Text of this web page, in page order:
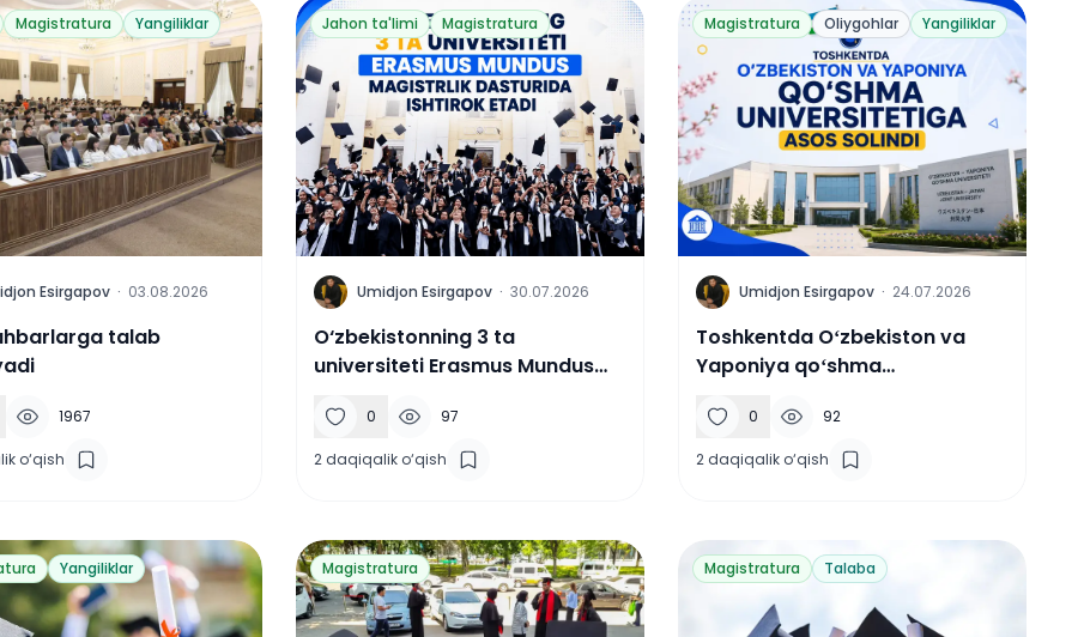
Magistratura Yangiliklar
Esirgapov · 03.08.2026
talab
1967
o‘qish
Jahon ta'limi Magistratura
U Umidjon Esirgapov · 30.07.2026
O‘zbekistonning 3 ta
universiteti Erasmus Mundus
etadi
0 97
2 daqiqalik o‘qish
Magistratura Oliygohlar Yangiliklar
U Umidjon Esirgapov · 24.07.2026
Toshkentda Oʻzbekiston va
Yaponiya qoʻshma
0 92
2 daqiqalik o‘qish
Yangiliklar Magistratura Magistratura Talaba